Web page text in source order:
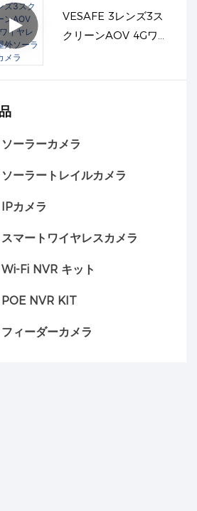
VESAFE 3レンズ3ス
クリーンAOV 4Gワイ
ソーラーカメラ
ソーラートレイルカメラ
IPカメラ
スマートワイヤレスカメラ
車のカメラ
Wi-Fi NVR キット
POE NVR KIT
フィーダーカメラ